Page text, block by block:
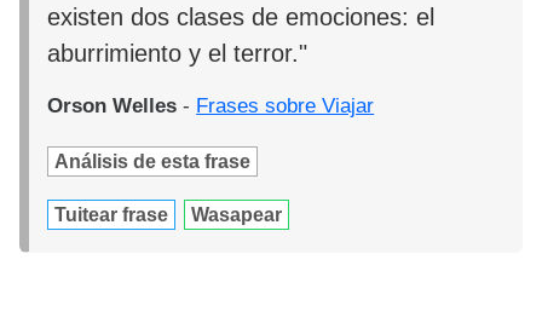
existen dos clases de emociones: el
aburrimiento y el terror."
Orson Welles - Frases sobre Viajar
Análisis de esta frase
Tuitear frase Wasapear